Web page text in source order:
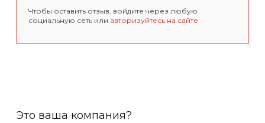
Чтобы оставить отзыв, войдите через любую
социальную сеть или авторизуйтесь на сайте
Это ваша компания?